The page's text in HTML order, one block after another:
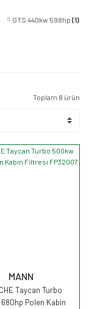
GTS 440kw 598hp (1)
Toplam 8 ürün
MANN
Taycan Turbo
Polen Kabin